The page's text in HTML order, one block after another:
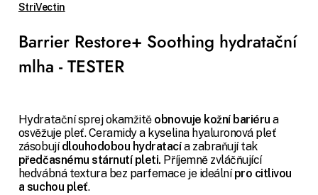
StriVectin
Barrier Restore+ Soothing hydratační
mlha - TESTER
Hydratační sprej okamžitě obnovuje kožní bariéru a
osvěžuje pleť. Ceramidy a kyselina hyaluronová pleť
zásobujídlouhodobou hydratacía zabraňují tak
předčasnému stárnutí pleti. Příjemně zvláčňující
hedvábná textura bez parfemace je ideálnípro citlivou
a suchou pleť.